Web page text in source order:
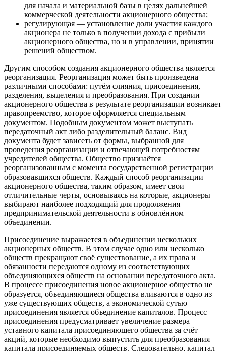
для начала и материальной базы в целях дальнейшей
коммерческой деятельности акционерного общества;
регулирующая — установление доли участия каждого
акционера не только в получении дохода с прибыли
акционерного общества, но и в управлении, принятии
решений обществом.
Другим способом создания акционерного общества является
реорганизация. Реорганизация может быть произведена
различными способами: путём слияния, присоединения,
разделения, выделения и преобразования. При создании
акционерного общества в результате реорганизации возникает
правопреемство, которое оформляется специальным
документом. Подобным документом может выступать
передаточный акт либо разделительный баланс. Вид
документа будет зависеть от формы, выбранной для
проведения реорганизации и отвечающей потребностям
учредителей общества. Общество признаётся
реорганизованным с момента государственной регистрации
образовавшихся обществ. Каждый способ реорганизации
акционерного общества, таким образом, имеет свои
отличительные черты, основываясь на которые, акционеры
выбирают наиболее подходящий для продолжения
предпринимательской деятельности в обновлённом
объединении.
Присоединение выражается в объединении нескольких
акционерных обществ. В этом случае одно или несколько
обществ прекращают своё существование, а их права и
обязанности передаются одному из соответствующих
объединяющихся обществ на основании передаточного акта.
В процессе присоединения новое акционерное общество не
образуется, объединяющиеся общества вливаются в одно из
уже существующих обществ, а экономической сутью
присоединения является объединение капиталов. Процесс
присоединения предусматривает увеличение размера
уставного капитала присоединяющего общества за счёт
акций, которые необходимо выпустить для преобразования
капитала присоединяемых обществ. Следовательно, капитал